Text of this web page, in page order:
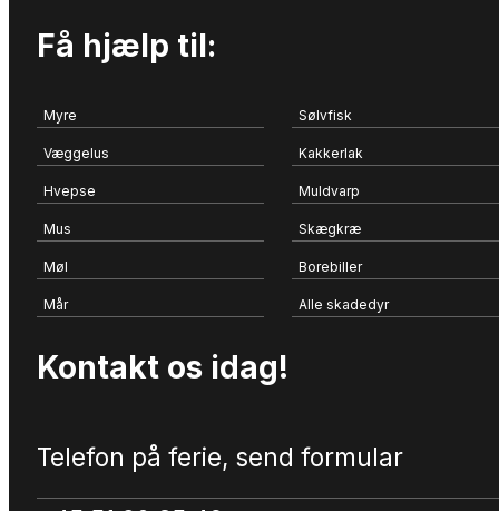
Få hjælp til:
Myre Sølvfisk
Væggelus Kakkerlak
Hvepse Muldvarp
Mus Skægkræ
Møl Borebiller
Mår Alle skadedyr
Kontakt os idag!
Telefon på ferie, send formular